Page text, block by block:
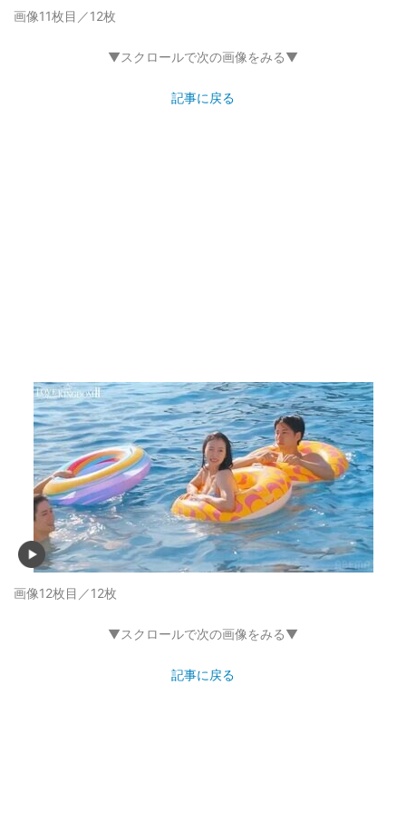
画像11枚目／12枚
▼スクロールで次の画像をみる▼
記事に戻る
画像12枚目／12枚
▼スクロールで次の画像をみる▼
記事に戻る